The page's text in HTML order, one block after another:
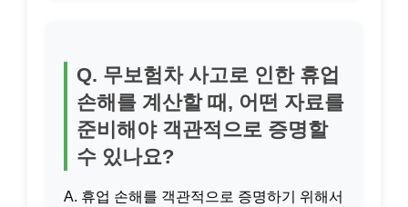
Q. 무보험차 사고로 인한 휴업
손해를 계산할 때, 어떤 자료를
준비해야 객관적으로 증명할
수 있나요?
A. 휴업 손해를 객관적으로 증명하기 위해서